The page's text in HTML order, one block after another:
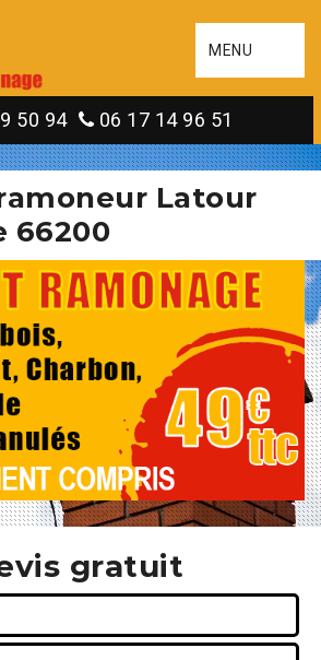
MENU
50 94 06 17 14 96 51
Latour
66200
gratuit